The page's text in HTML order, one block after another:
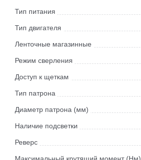
Тип питания
Тип двигателя
Ленточные магазинные
Режим сверления
Доступ к щеткам
Тип патрона
Диаметр патрона (мм)
Наличие подсветки
Реверс